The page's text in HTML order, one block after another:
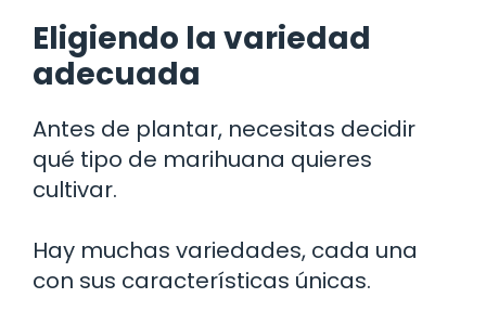
Eligiendo la variedad
adecuada
Antes de plantar, necesitas decidir
qué tipo de marihuana quieres
cultivar.
Hay muchas variedades, cada una
con sus características únicas.